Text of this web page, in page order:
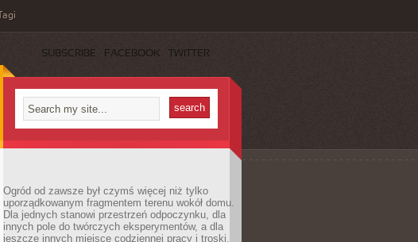
Tagi
SUBSCRIBE FACEBOOK TWITTER
Ogród od zawsze był czymś więcej niż tylko
uporządkowanym fragmentem terenu wokół domu.
Dla jednych stanowi przestrzeń odpoczynku, dla
innych pole do twórczych eksperymentów, a dla
jeszcze innych miejsce codziennej pracy i troski.